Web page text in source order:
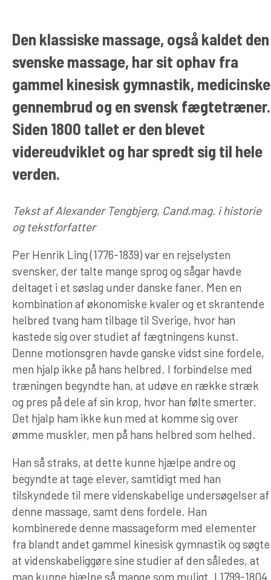
Den klassiske massage, også kaldet den
svenske massage, har sit ophav fra
gammel kinesisk gymnastik, medicinske
gennembrud og en svensk fægtetræner.
Siden 1800 tallet er den blevet
videreudviklet og har spredt sig til hele
verden.
Tekst af Alexander Tengbjerg, Cand.mag. i historie
og tekstforfatter
Per Henrik Ling (1776-1839) var en rejselysten
svensker, der talte mange sprog og sågar havde
deltaget i et søslag under danske faner. Men en
kombination af økonomiske kvaler og et skrantende
helbred tvang ham tilbage til Sverige, hvor han
kastede sig over studiet af fægtningens kunst.
Denne motionsgren havde ganske vidst sine fordele,
men hjalp ikke på hans helbred. I forbindelse med
træningen begyndte han, at udøve en række stræk
og pres på dele af sin krop, hvor han følte smerter.
Det hjalp ham ikke kun med at komme sig over
ømme muskler, men på hans helbred som helhed.
Han så straks, at dette kunne hjælpe andre og
begyndte at tage elever, samtidigt med han
tilskyndede til mere videnskabelige undersøgelser af
denne massage, samt dens fordele. Han
kombinerede denne massageform med elementer
fra blandt andet gammel kinesisk gymnastik og søgte
at videnskabeliggøre sine studier af den således, at
man kunne hjælpe så mange som muligt. I 1799-1804